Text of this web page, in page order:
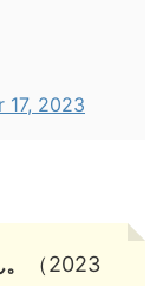
17, 2023
（2023